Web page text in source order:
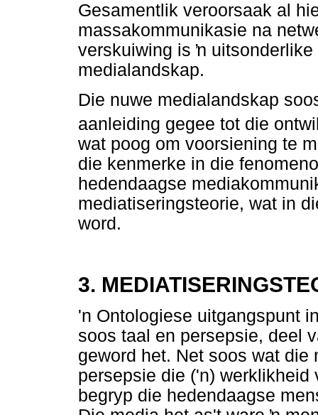
Gesamentlik veroorsaak al
massakommunikasie na
verskuiwing is ŉ
medialandskap.
Die nuwe medialandskap
aanleiding gegee tot die
wat poog om voorsiening te
die kenmerke in die
hedendaagse
mediatiseringsteorie, wat in
word.
3.
'n Ontologiese uitgangspunt
soos taal en persepsie, deel
geword het. Net soos wat
persepsie die ('n)
begryp die hedendaagse